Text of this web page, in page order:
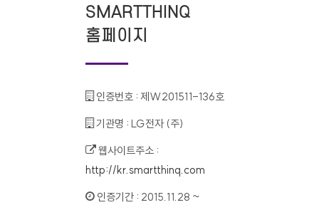
SMARTTHINQ
홈페이지
인증번호 : 제W201511-136호
기관명 : LG전자 (주)
웹사이트주소 :
http://kr.smartthinq.com
인증기간 : 2015.11.28 ~